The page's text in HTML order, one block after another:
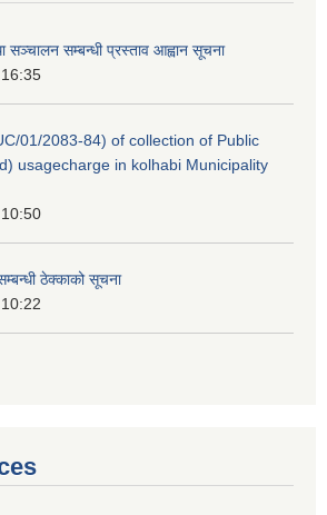
सम्बन्धी प्रस्ताव आह्वान सूचना
01/2083-84) of collection of Public
usagecharge in kolhabi Municipality
ठेक्काको सूचना